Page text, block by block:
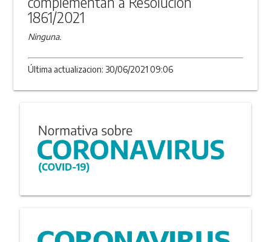
1861/2021
Ninguna.
Última actualizacion: 30/06/2021 09:06